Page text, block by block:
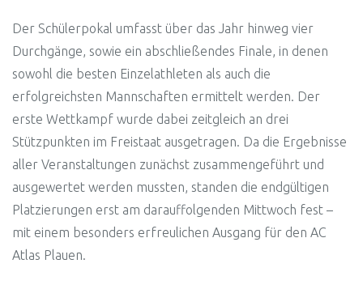
Der Schülerpokal umfasst über das Jahr hinweg vier
Durchgänge, sowie ein abschließendes Finale, in denen
sowohl die besten Einzelathleten als auch die
erfolgreichsten Mannschaften ermittelt werden. Der
erste Wettkampf wurde dabei zeitgleich an drei
Stützpunkten im Freistaat ausgetragen. Da die Ergebnisse
aller Veranstaltungen zunächst zusammengeführt und
ausgewertet werden mussten, standen die endgültigen
Platzierungen erst am darauffolgenden Mittwoch fest –
mit einem besonders erfreulichen Ausgang für den AC
Atlas Plauen.